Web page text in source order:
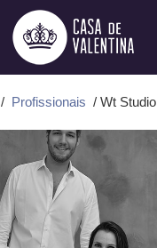
/ Profissionais / Wt Studio